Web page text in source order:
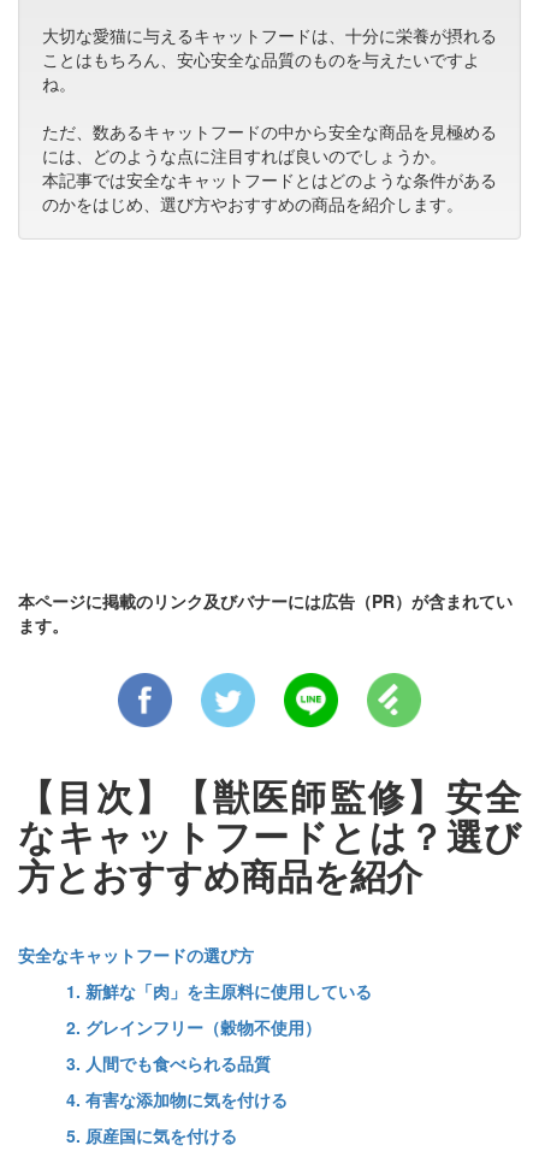
大切な愛猫に与えるキャットフードは、十分に栄養が摂れる
ことはもちろん、安心安全な品質のものを与えたいですよ
ね。
ただ、数あるキャットフードの中から安全な商品を見極める
には、どのような点に注目すれば良いのでしょうか。
本記事では安全なキャットフードとはどのような条件がある
のかをはじめ、選び方やおすすめの商品を紹介します。
本ページに掲載のリンク及びバナーには広告（PR）が含まれてい
ます。
【目次】【獣医師監修】安全
なキャットフードとは？選び
方とおすすめ商品を紹介
安全なキャットフードの選び方
1. 新鮮な「肉」を主原料に使用している
2. グレインフリー（穀物不使用）
3. 人間でも食べられる品質
4. 有害な添加物に気を付ける
5. 原産国に気を付ける